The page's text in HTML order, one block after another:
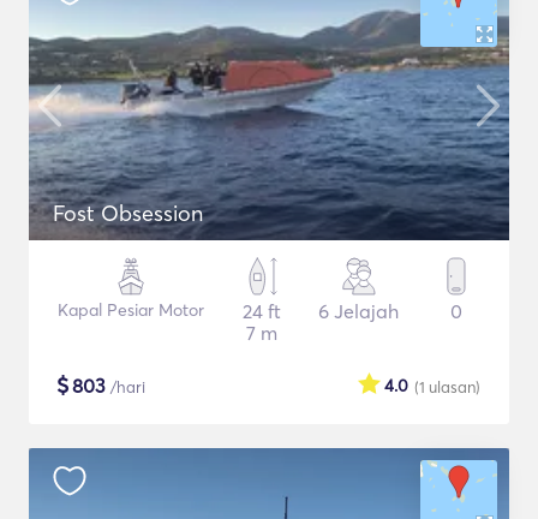
Fost Obsession
Kapal Pesiar Motor
24 ft
7 m
6 Jelajah 0
$803 /hari (1 ulasan)
4.0